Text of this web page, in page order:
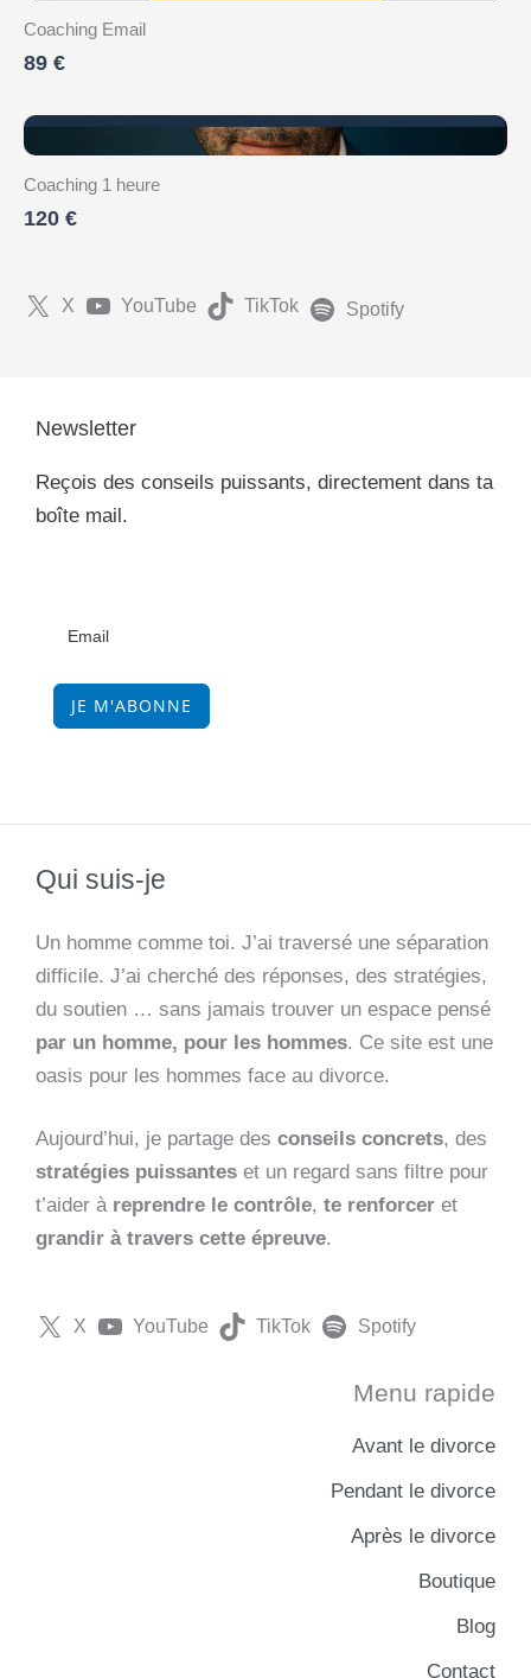
Coaching Email
89 €
Coaching 1 heure
120 €
X YouTube TikTok Spotify
Newsletter
Reçois des conseils puissants, directement dans ta
boîte mail.
JE M'ABONNE
Qui suis-je
Un homme comme toi. J’ai traversé une séparation
difficile. J’ai cherché des réponses, des stratégies,
du soutien … sans jamais trouver un espace pensé
par un homme, pour les hommes. Ce site est une
oasis pour les hommes face au divorce.
Aujourd’hui, je partage des conseils concrets, des
stratégies puissantes et un regard sans filtre pour
t’aider à reprendre le contrôle, te renforcer et
grandir à travers cette épreuve.
X YouTube TikTok Spotify
Menu rapide
Avant le divorce
Pendant le divorce
Après le divorce
Boutique
Blog
Contact